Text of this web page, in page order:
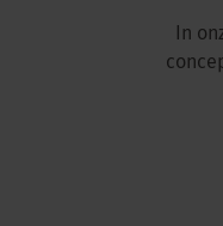
In